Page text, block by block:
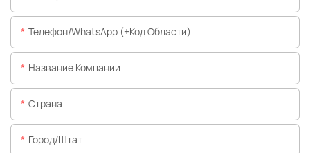
Телефон/WhatsApp (+код Области)
Название Компании
Страна
Город/штат